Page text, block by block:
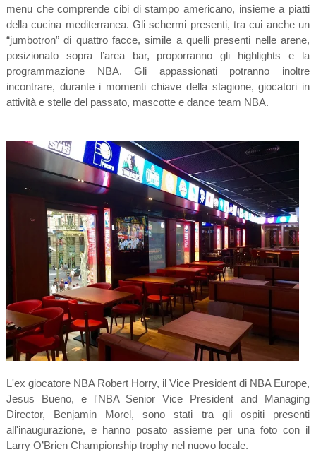
menu che comprende cibi di stampo americano, insieme a piatti
della cucina mediterranea. Gli schermi presenti, tra cui anche un
“jumbotron” di quattro facce, simile a quelli presenti nelle arene,
posizionato sopra l’area bar, proporranno gli highlights e la
programmazione NBA. Gli appassionati potranno inoltre
incontrare, durante i momenti chiave della stagione, giocatori in
attività e stelle del passato, mascotte e dance team NBA.
L'ex giocatore NBA Robert Horry, il Vice President di NBA Europe,
Jesus Bueno, e l'NBA Senior Vice President and Managing
Director, Benjamin Morel, sono stati tra gli ospiti presenti
all'inaugurazione, e hanno posato assieme per una foto con il
Larry O’Brien Championship trophy nel nuovo locale.